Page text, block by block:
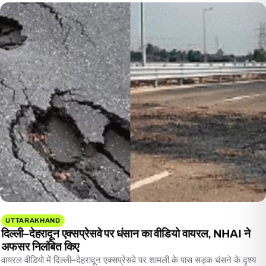
UTTARAKHAND
दिल्ली–देहरादून एक्सप्रेसवे पर धंसान का वीडियो वायरल, NHAI ने
अफसर निलंबित किए
वायरल वीडियो में दिल्ली–देहरादून एक्सप्रेसवे पर शामली के पास सड़क धंसने के दृश्य